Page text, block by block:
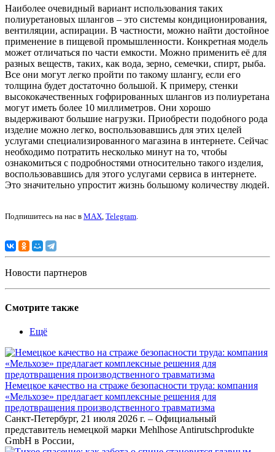
Наиболее очевидный вариант использования таких
полиуретановых шлангов – это системы кондиционирования,
вентиляции, аспирации. В частности, можно найти достойное
применение в пищевой промышленности. Конкретная модель
может отличаться по части емкости. Можно применить её для
разных веществ, таких, как вода, зерно, семечки, спирт, рыба.
Все они могут легко пройти по такому шлангу, если его
толщина будет достаточно большой. К примеру, стенки
высококачественных гофрированных шлангов из полиуретана
могут иметь более 10 миллиметров. Они хорошо
выдерживают большие нагрузки. Приобрести подобного рода
изделие можно легко, воспользовавшись для этих целей
услугами специализированного магазина в интернете. Сейчас
необходимо потратить несколько минут на то, чтобы
ознакомиться с подробностями относительно такого изделия,
воспользовавшись для этого услугами сервиса в интернете.
Это значительно упростит жизнь большому количеству людей.
Подпишитесь на нас в MAX Telegram
Новости партнеров
Смотрите также
Ещё
Немецкое качество на страже безопасности труда: компания
«Мельхозе» предлагает комплексные решения для
предотвращения производственного травматизма
Санкт-Петербург, 21 июля 2026 г. – Официальный
представитель немецкой марки Mehlhose Antirutschprodukte
GmbH в России,